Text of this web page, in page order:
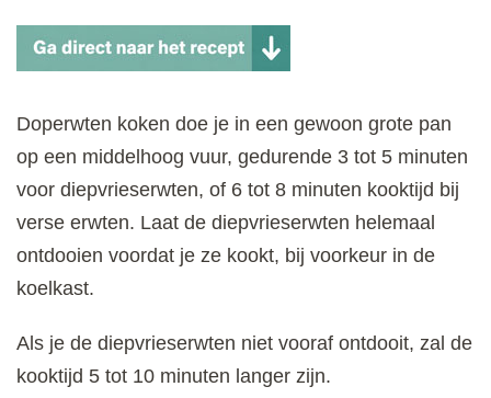
Doperwten koken doe je in een gewoon grote pan
op een middelhoog vuur, gedurende 3 tot 5 minuten
voor diepvrieserwten, of 6 tot 8 minuten kooktijd bij
verse erwten. Laat de diepvrieserwten helemaal
ontdooien voordat je ze kookt, bij voorkeur in de
koelkast.
Als je de diepvrieserwten niet vooraf ontdooit, zal de
kooktijd 5 tot 10 minuten langer zijn.